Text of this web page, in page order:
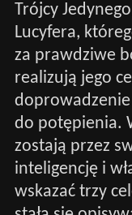
Trójcy
Lucyfera,
za prawdziwe
realizują jego
do potępienia.
zostają przez
inteligencję i
wskazać trzy